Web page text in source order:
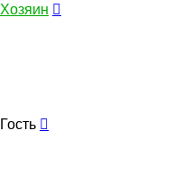
Хозяин
Гость